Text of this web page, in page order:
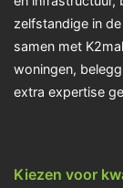
zelfstandige in
samen met
woningen,
extra expertise
Kiezen voor